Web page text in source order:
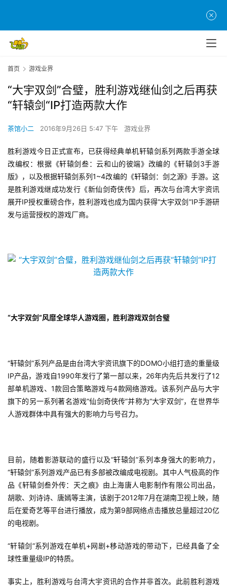
首页 游戏业界
“大宇双剑”合璧，胜利游戏继仙剑之后再获
“轩辕剑“IP打造两款大作
茶馆小二 2016年9月26日 5:47 下午 游戏业界
胜利游戏今日正式宣布，已获得经典单机轩辕剑系列两款手游全球
改编权：根据《轩辕剑叁：云和山的彼端》改编的《轩辕剑3手游
版》，以及根据轩辕剑系列1~4改编的《轩辕剑：剑之源》手游。这
是胜利游戏继成功发行《新仙剑奇侠传》后，再次与台湾大宇资讯
展开IP授权重磅合作，胜利游戏也成为国内获得“大宇双剑”IP手游研
发与运营授权的游戏厂商。
“大宇双剑”风靡全球华人游戏圈，胜利游戏双剑合璧
“轩辕剑”系列产品是由台湾大宇资讯旗下的DOMO小组打造的重量级
IP产品，游戏自1990年发行了第一部以来，26年内先后共发行了12
部单机游戏、1款回合策略游戏与4款网络游戏。该系列产品与大宇
旗下的另一系列著名游戏“仙剑奇侠传”并称为“大宇双剑”，在世界华
人游戏群体中具有强大的影响力与号召力。
目前，随着影游联动的盛行以及“轩辕剑”系列本身强大的影响力，
“轩辕剑”系列游戏产品已有多部被改编成电视剧。其中人气极高的作
品《轩辕剑叁外传：天之痕》由上海唐人电影制作有限公司出品，
胡歌、刘诗诗、唐嫣等主演，该剧于2012年7月在湖南卫视上映，随
后在爱奇艺等平台进行播放，成为第9部网络点击播放总量超过20亿
的电视剧。
“轩辕剑”系列游戏在单机+网剧+移动游戏的带动下，已经具备了全
球性重量级IP的特质。
事实上，胜利游戏与台湾大宇资讯的合作并非首次。此前胜利游戏